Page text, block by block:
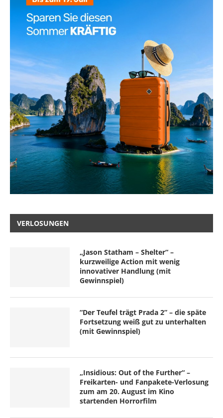
VERLOSUNGEN
„Jason Statham – Shelter“ –
kurzweilige Action mit wenig
innovativer Handlung (mit
Gewinnspiel)
“Der Teufel trägt Prada 2” – die späte
Fortsetzung weiß gut zu unterhalten
(mit Gewinnspiel)
„Insidious: Out of the Further“ –
Freikarten- und Fanpakete-Verlosung
zum am 20. August im Kino
startenden Horrorfilm